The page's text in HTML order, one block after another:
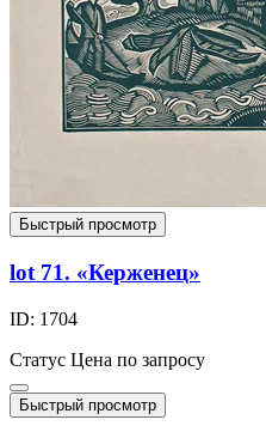
Быстрый просмотр
lot 71. «Керженец»
ID: 1704
Статус Цена по запросу
Быстрый просмотр